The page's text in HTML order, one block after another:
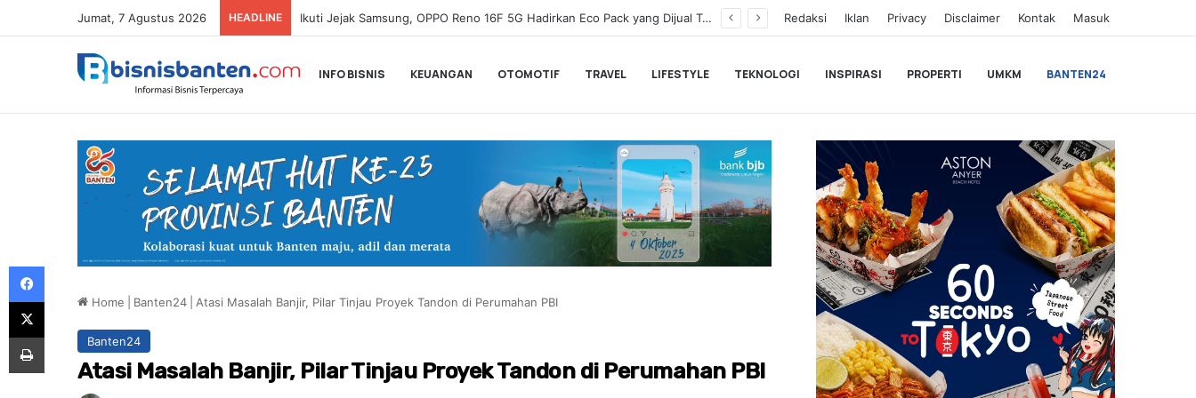
Jumat, 7 Agustus 2026 HEADLINE Wamenkeu Juda Agung Optimis Ekonomi Tumbuh Kuat dan Fiskal Tetap Terjaga di Tengah Ketidakpastian Global Redaksi Iklan Privacy Disclaimer Kontak Masuk
INFO BISNIS KEUANGAN OTOMOTIF TRAVEL LIFESTYLE TEKNOLOGI INSPIRASI PROPERTI UMKM BANTEN24
Home Banten24 Atasi Masalah Banjir, Pilar Tinjau Proyek Tandon di Perumahan PBI
Banten24
Atasi Masalah Banjir, Pilar Tinjau Proyek Tandon di Perumahan PBI
Facebook